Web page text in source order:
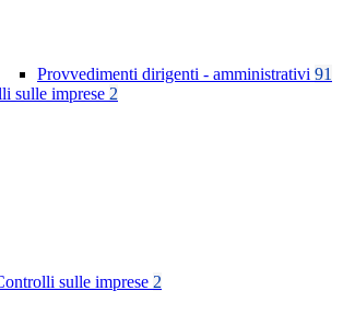
Provvedimenti dirigenti - amministrativi 91
sulle imprese 2
sulle imprese 2